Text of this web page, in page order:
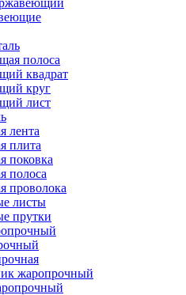
полоса
квадрат
круг
лист
лента
плита
поковка
полоса
проволока
листы
прутки
жаропрочный